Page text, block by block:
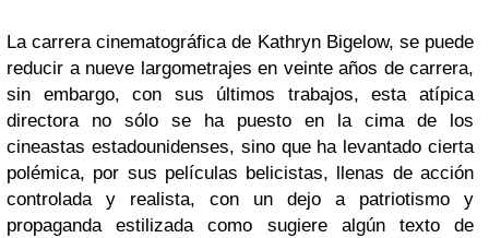
La carrera cinematográfica de Kathryn Bigelow, se puede
reducir a nueve largometrajes en veinte años de carrera,
sin embargo, con sus últimos trabajos, esta atípica
directora no sólo se ha puesto en la cima de los
cineastas estadounidenses, sino que ha levantado cierta
polémica, por sus películas belicistas, llenas de acción
controlada y realista, con un dejo a patriotismo y
propaganda estilizada como sugiere algún texto de